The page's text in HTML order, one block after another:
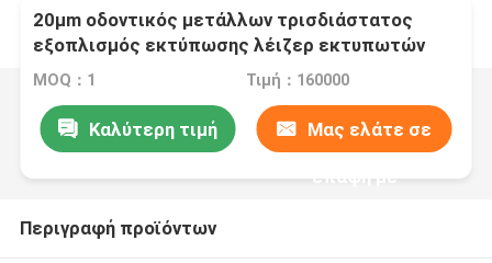
20μm οδοντικός μετάλλων τρισδιάστατος
εξοπλισμός εκτύπωσης λέιζερ εκτυπωτών
μεγάλος οδοντικός ψηφιακός
MOQ：1 Τιμή：160000
Καλύτερη τιμή Μας ελάτε σε
επαφή με
Περιγραφή προϊόντων